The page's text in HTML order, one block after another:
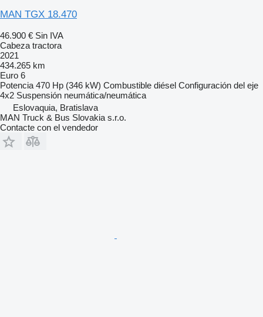
MAN TGX 18.470
46.900 € Sin IVA
Cabeza tractora
2021
434.265 km
Euro 6
Potencia 470 Hp (346 kW) Combustible diésel Configuración del eje
4x2 Suspensión neumática/neumática
Eslovaquia, Bratislava
MAN Truck & Bus Slovakia s.r.o.
Contacte con el vendedor